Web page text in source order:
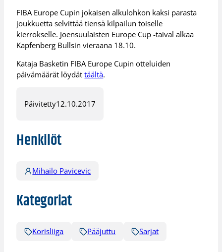
FIBA Europe Cupin jokaisen alkulohkon kaksi parasta
joukkuetta selvittää tiensä kilpailun toiselle
kierrokselle. Joensuulaisten Europe Cup -taival alkaa
Kapfenberg Bullsin vieraana 18.10.
Kataja Basketin FIBA Europe Cupin otteluiden
päivämäärät löydättäältä.
Päivitetty12.10.2017
Henkilöt
Mihailo Pavicevic
Kategoriat
Korisliiga Pääjuttu Sarjat